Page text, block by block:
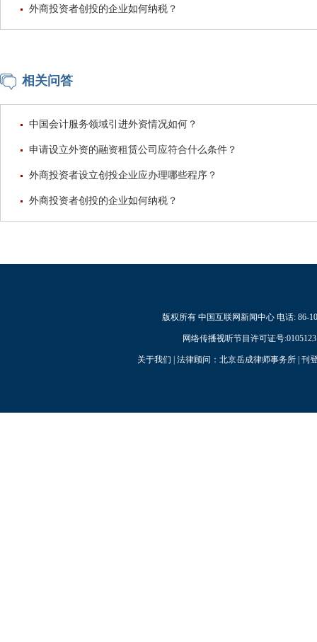
外商投资者创投的企业如何纳税？
相关问答
中国会计服务领域引进外资情况如何？
申请设立外资的融资租赁公司应符合什么条件？
外商投资者设立创投企业应办理哪些程序？
外商投资者创投的企业如何纳税？